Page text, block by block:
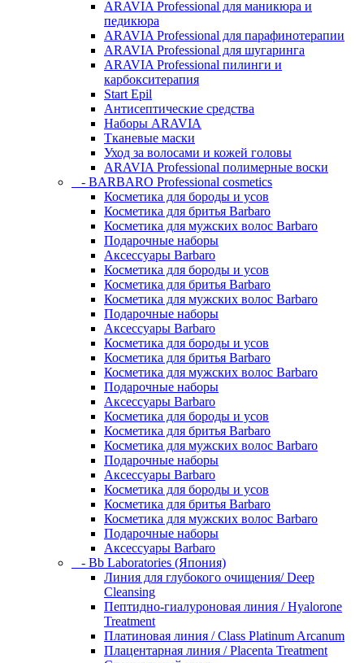
ARAVIA Professional для маникюра и
педикюра
ARAVIA Professional для парафинотерапии
ARAVIA Professional для шугаринга
ARAVIA Professional пилинги и
карбокситерапия
Start Epil
Антисептические средства
Наборы ARAVIA
Тканевые маски
Уход за волосами и кожей головы
ARAVIA Professional полимерные воски
- BARBARO Professional cosmetics
Косметика для бороды и усов
Косметика для бритья Barbaro
Косметика для мужских волос Barbaro
Подарочные наборы
Аксессуары Barbaro
Косметика для бороды и усов
Косметика для бритья Barbaro
Косметика для мужских волос Barbaro
Подарочные наборы
Аксессуары Barbaro
Косметика для бороды и усов
Косметика для бритья Barbaro
Косметика для мужских волос Barbaro
Подарочные наборы
Аксессуары Barbaro
Косметика для бороды и усов
Косметика для бритья Barbaro
Косметика для мужских волос Barbaro
Подарочные наборы
Аксессуары Barbaro
Косметика для бороды и усов
Косметика для бритья Barbaro
Косметика для мужских волос Barbaro
Подарочные наборы
Аксессуары Barbaro
- Bb Laboratories (Япония)
Линия для глубокого очищения/ Deep
Cleansing
Пептидно-гиалуроновая линия / Hyalorone
Treatment
Платиновая линия / Class Platinum Arcanum
Плацентарная линия / Placenta Treatment